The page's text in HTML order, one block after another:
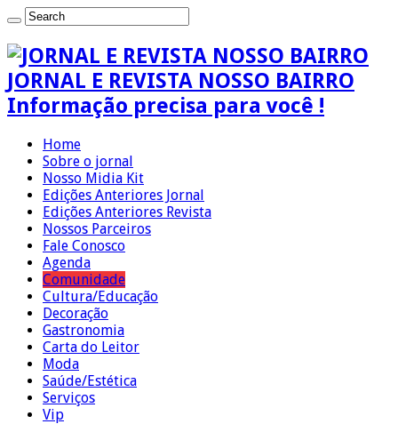
JORNAL E REVISTA NOSSO BAIRRO
Informação precisa para você !
Home
Sobre o jornal
Nosso Midia Kit
Edições Anteriores Jornal
Edições Anteriores Revista
Nossos Parceiros
Fale Conosco
Agenda
Comunidade
Cultura/Educação
Decoração
Gastronomia
Carta do Leitor
Moda
Saúde/Estética
Serviços
Vip